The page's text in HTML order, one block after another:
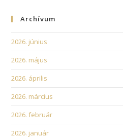
Archívum
2026. június
2026. május
2026. április
2026. március
2026. február
2026. január